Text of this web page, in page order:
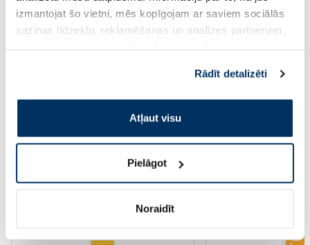
izmantojat šo vietni, mēs kopīgojam ar saviem sociālās
saziņas līdzekļu, reklamēšanas un analīzes partneriem,
pakalpojumus. Ja piekrītat šo papildu sīkdatņu
izmantošanai, lūdzu, atzīmējiet savu izvēli:
Rādīt detalizēti
Atļaut visu
Pielāgot
Noraidīt
Saules aizsardzībai vasarā ☀️
Vairāk...